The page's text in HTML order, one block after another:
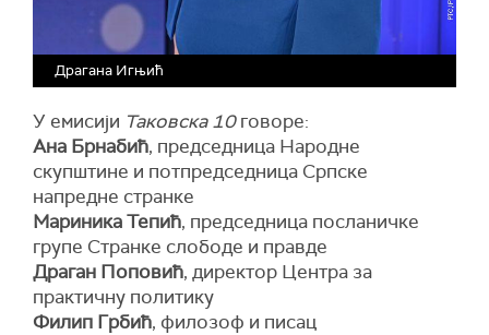
Драгана Игњић
У емисији Таковска 10говоре:
Ана Брнабић, председница Народне
скупштине и потпредседница Српске
напредне странке
Мариника Тепић, председница посланичке
групе Странке слободе и правде
Драган Поповић, директор Центра за
практичну политику
Филип Грбић, филозоф и писац